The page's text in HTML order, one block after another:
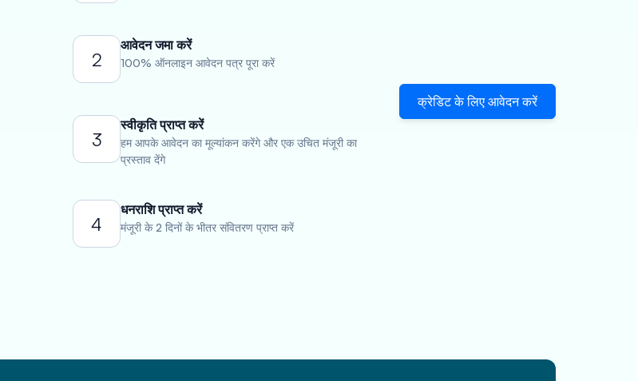
2
आवेदन जमा करें
100% ऑनलाइन आवेदन पत्र पूरा करें
3
स्वीकृति प्राप्त करें
हम आपके आवेदन का मूल्यांकन करेंगे और एक उचित मंजूरी का
प्रस्ताव देंगे
4
धनराशि प्राप्त करें
मंजूरी के 2 दिनों के भीतर संवितरण प्राप्त करें
क्रेडिट के लिए आवेदन करें